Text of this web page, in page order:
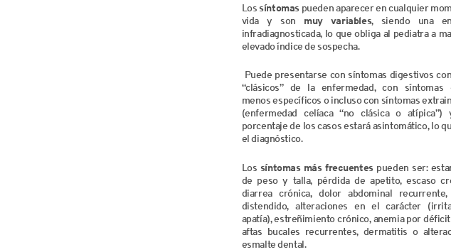
Lossíntomas pueden aparecer en cualquier
vida y son muy variables, siendo una
infradiagnosticada, lo que obliga al pediatra a
elevado índice de sospecha.
Puede presentarse con síntomas digestivos
“clásicos” de la enfermedad, con síntomas
menos específicos o incluso con síntomas
(enfermedad celíaca “no clásica o
porcentaje de los casos estará asintomático, lo
el diagnóstico.
Los síntomas más frecuentespueden ser:
de peso y talla, pérdida de apetito, escaso
diarrea crónica, dolor abdominal recurrente,
distendido, alteraciones en el carácter
apatía), estreñimiento crónico, anemia por
aftas bucales recurrentes, dermatitis o
esmalte dental.